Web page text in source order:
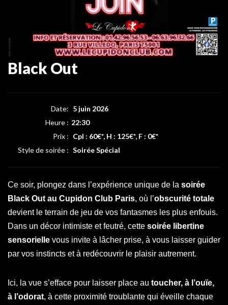
Black Out
Date: 5 juin 2026
Heure : 22:30
Prix : Cpl : 60€*, H : 125€*, F : 0€*
Style de soirée : Soirée Spécial
Ce soir, plongez dans l’expérience unique de la soirée
Black Out au Cupidon Club Paris, où l’obscurité totale
devient le terrain de jeu de vos fantasmes les plus enfouis.
Dans un décor intimiste et feutré, cette soirée libertine
sensorielle vous invite à lâcher prise, à vous laisser guider
par vos instincts et à redécouvrir le plaisir autrement.
Ici, la vue s’efface pour laisser place au toucher, à l’ouïe,
à l’odorat, à cette proximité troublante qui éveille chaque